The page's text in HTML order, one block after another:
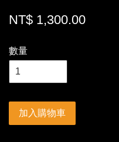
NT$ 1,300.00
數量
加入購物車